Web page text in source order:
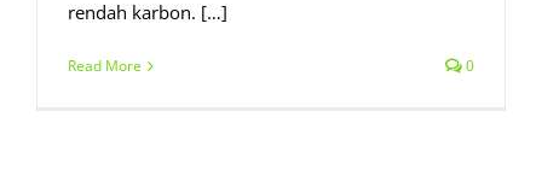
rendah karbon. […]
Read More 0